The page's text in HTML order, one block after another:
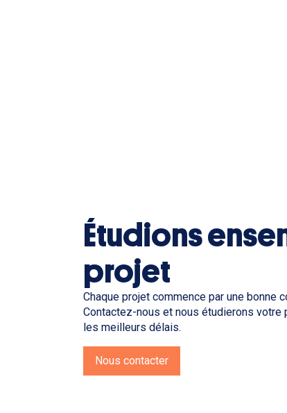
Étudions
projet
Chaque projet commence par une bonne
Contactez-nous et nous étudierons votre
les meilleurs délais.
Nous contacter